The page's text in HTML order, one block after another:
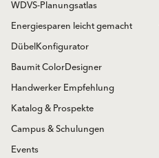
WDVS-Planungsatlas
Energiesparen leicht gemacht
DübelKonfigurator
Baumit ColorDesigner
Handwerker Empfehlung
Katalog & Prospekte
Campus & Schulungen
Events